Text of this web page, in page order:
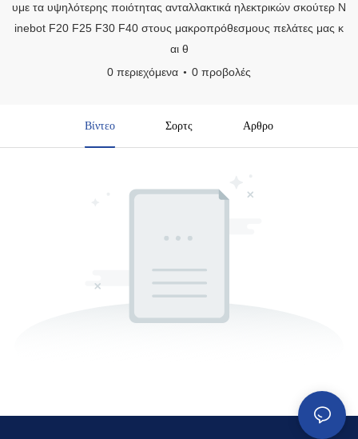
υμε τα υψηλότερης ποιότητας ανταλλακτικά ηλεκτρικών σκούτερ N
inebot F20 F25 F30 F40 στους μακροπρόθεσμους πελάτες μας κ
αι θ
0 περιεχόμενα
0 προβολές
Βίντεο Σορτς Αρθρο